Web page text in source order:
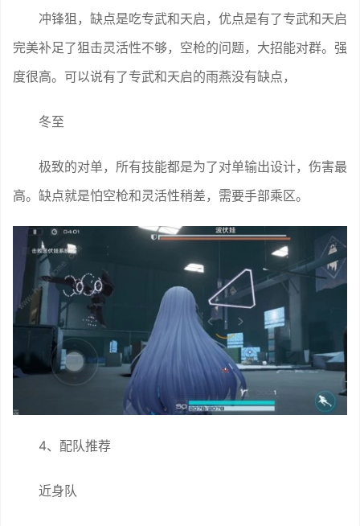
冲锋狙，缺点是吃专武和天启，优点是有了专武和天启
完美补足了狙击灵活性不够，空枪的问题，大招能对群。强
度很高。可以说有了专武和天启的雨燕没有缺点，
冬至
极致的对单，所有技能都是为了对单输出设计，伤害最
高。缺点就是怕空枪和灵活性稍差，需要手部乘区。
4、配队推荐
近身队